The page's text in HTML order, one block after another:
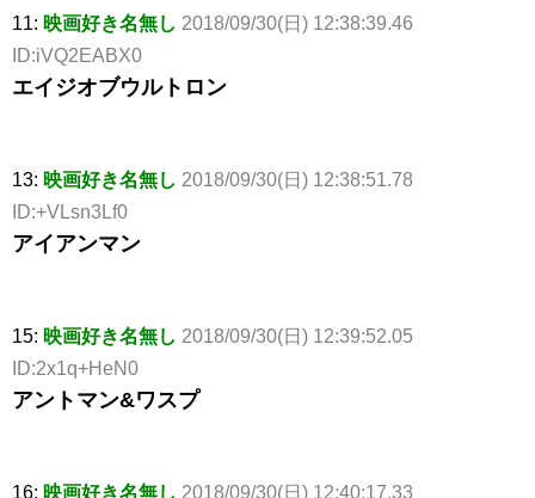
11: 映画好き名無し 2018/09/30(日) 12:38:39.46
ID:iVQ2EABX0
エイジオブウルトロン
13: 映画好き名無し 2018/09/30(日) 12:38:51.78
ID:+VLsn3Lf0
アイアンマン
15: 映画好き名無し 2018/09/30(日) 12:39:52.05
ID:2x1q+HeN0
アントマン&ワスプ
16: 映画好き名無し 2018/09/30(日) 12:40:17.33